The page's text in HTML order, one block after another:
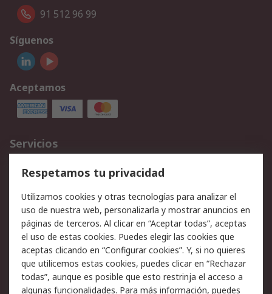
91 512 96 99
Síguenos
Aceptamos
Servicios
Cómo realizar pedidos
Devoluciones
Facturación y pago
Ofertas
Soporte técnico
Legal
Aviso legal
Política de privacidad -
Actualizada
Política sobre cookies
Seguridad de emails
Respetamos tu privacidad
Utilizamos cookies y otras tecnologías para analizar el
uso de nuestra web, personalizarla y mostrar anuncios en
páginas de terceros. Al clicar en “Aceptar todas”, aceptas
el uso de estas cookies. Puedes elegir las cookies que
aceptas clicando en “Configurar cookies”. Y, si no quieres
que utilicemos estas cookies, puedes clicar en “Rechazar
todas”, aunque es posible que esto restrinja el acceso a
algunas funcionalidades. Para más información, puedes